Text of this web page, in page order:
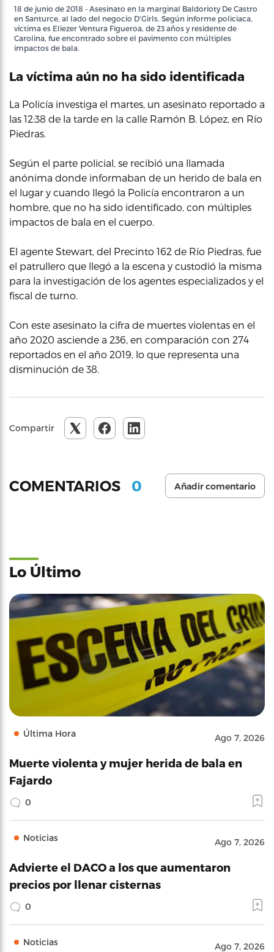
18 de junio de 2018 - Asesinato en la marginal Baldorioty De Castro
en Santurce, al lado del negocio D'Girls. Según informe policiaca,
víctima es Eliezer Ventura Figueroa, de 23 años y residente de
Carolina, fue encontrado sobre el pavimento con múltiples
impactos de bala.
La víctima aún no ha sido identificada
La Policía investiga el martes, un asesinato reportado a
las 12:38 de la tarde en la calle Ramón B. López, en Río
Piedras.
Según el parte policial, se recibió una llamada
anónima donde informaban de un herido de bala en
el lugar y cuando llegó la Policía encontraron a un
hombre, que no ha sido identificado, con múltiples
impactos de bala en el cuerpo.
El agente Stewart, del Precinto 162 de Río Piedras, fue
el patrullero que llegó a la escena y custodió la misma
para la investigación de los agentes especializados y el
fiscal de turno.
Con este asesinato la cifra de muertes violentas en el
año 2020 asciende a 236, en comparación con 274
reportados en el año 2019, lo que representa una
disminución de 38.
Compartir
COMENTARIOS 0 Añadir comentario
Lo Último
Última Hora Ago 7, 2026
Muerte violenta y mujer herida de bala en
Fajardo
0
Noticias Ago 7, 2026
Advierte el DACO a los que aumentaron
precios por llenar cisternas
0
Noticias Ago 7, 2026